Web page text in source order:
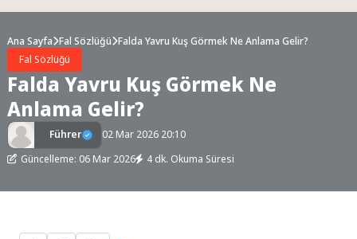
Ana Sayfa Fal Sözlüğü Falda Yavru Kuş Görmek Ne Anlama Gelir?
Fal Sözlüğü
Falda Yavru Kuş Görmek Ne
Anlama Gelir?
Führer
02 Mar 2026 20:10
Güncelleme: 06 Mar 2026
4 dk. Okuma Süresi